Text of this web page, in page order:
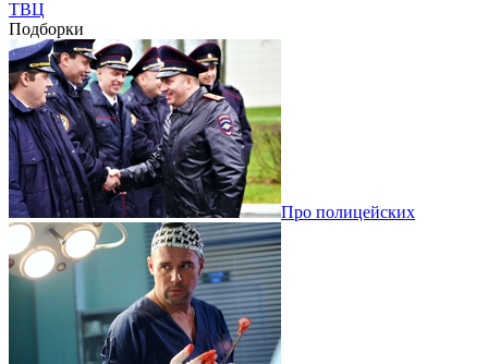
ТВЦ
Подборки
Про полицейских